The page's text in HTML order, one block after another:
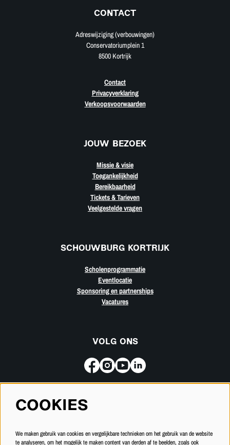
CONTACT
Adreswijziging (verbouwingen)
Conservatoriumplein 1
8500 Kortrijk
Contact
Privacyverklaring
Verkoopsvoorwaarden
JOUW BEZOEK
Missie & visie
Toegankelijkheid
Bereikbaarheid
Tickets & Tarieven
Veelgestelde vragen
SCHOUWBURG KORTRIJK
Scholenprogrammatie
Eventlocatie
Sponsoring en partnerships
Vacatures
VOLG ONS
Meld je aan voor de nieuwsbrief
INSCHRIJVEN
COOKIES
We maken gebruik van cookies en vergelijkbare technieken om het gebruik van de website
te analyseren, om het mogelijk te maken content van derden af te beelden, zoals ook